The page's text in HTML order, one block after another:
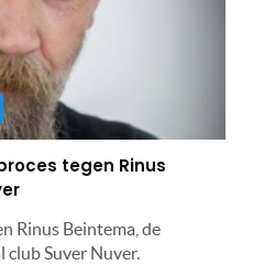
tegen Rinus
Rinus Beintema, de
club Suver Nuver.